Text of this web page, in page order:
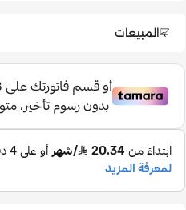
المبيعات